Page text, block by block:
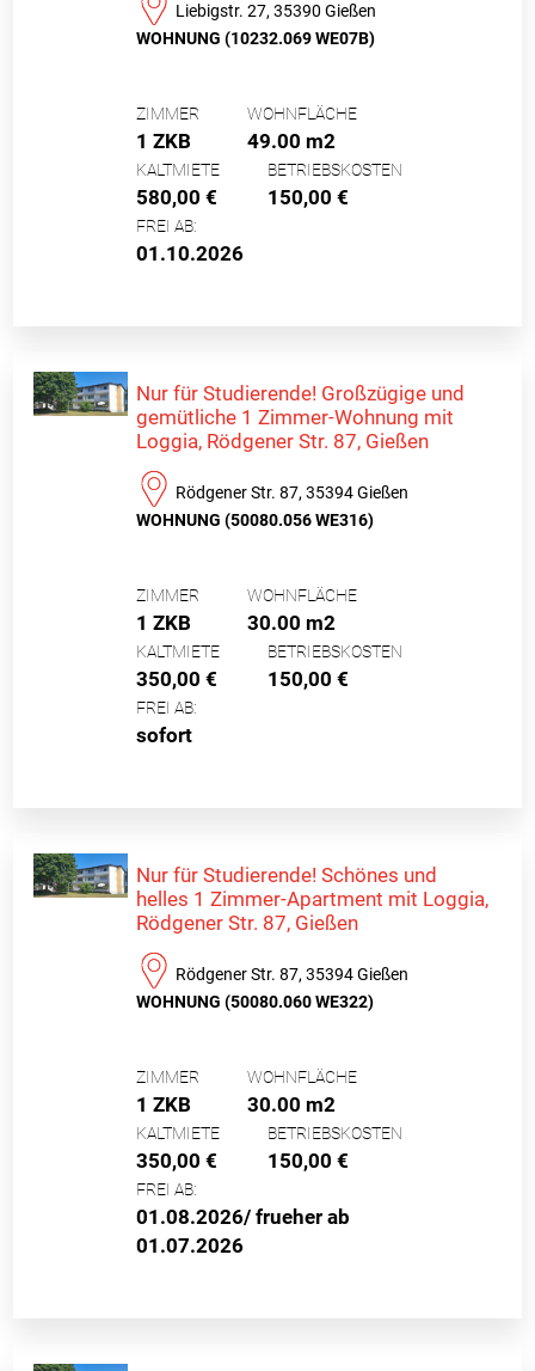
Liebigstr. 27, 35390 Gießen
WOHNUNG (10232.069 WE07B)
ZIMMER
1 ZKB
WOHNFLÄCHE
49.00 m2
KALTMIETE
580,00 €
BETRIEBSKOSTEN
150,00 €
FREI AB:
01.10.2026
Nur für Studierende! Großzügige und
gemütliche 1 Zimmer-Wohnung mit
Loggia, Rödgener Str. 87, Gießen
Rödgener Str. 87, 35394 Gießen
WOHNUNG (50080.056 WE316)
ZIMMER
1 ZKB
WOHNFLÄCHE
30.00 m2
KALTMIETE
350,00 €
BETRIEBSKOSTEN
150,00 €
FREI AB:
sofort
Nur für Studierende! Schönes und
helles 1 Zimmer-Apartment mit Loggia,
Rödgener Str. 87, Gießen
Rödgener Str. 87, 35394 Gießen
WOHNUNG (50080.060 WE322)
ZIMMER
1 ZKB
WOHNFLÄCHE
30.00 m2
KALTMIETE
350,00 €
BETRIEBSKOSTEN
150,00 €
FREI AB:
01.08.2026/ frueher ab
01.07.2026